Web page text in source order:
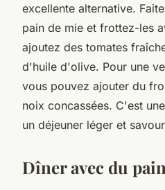
excellente alternative.
pain de mie et frottez-les
ajoutez des tomates
d'huile d'olive. Pour une
vous pouvez ajouter du
noix concassées. C'est
un déjeuner léger et
Dîner avec du